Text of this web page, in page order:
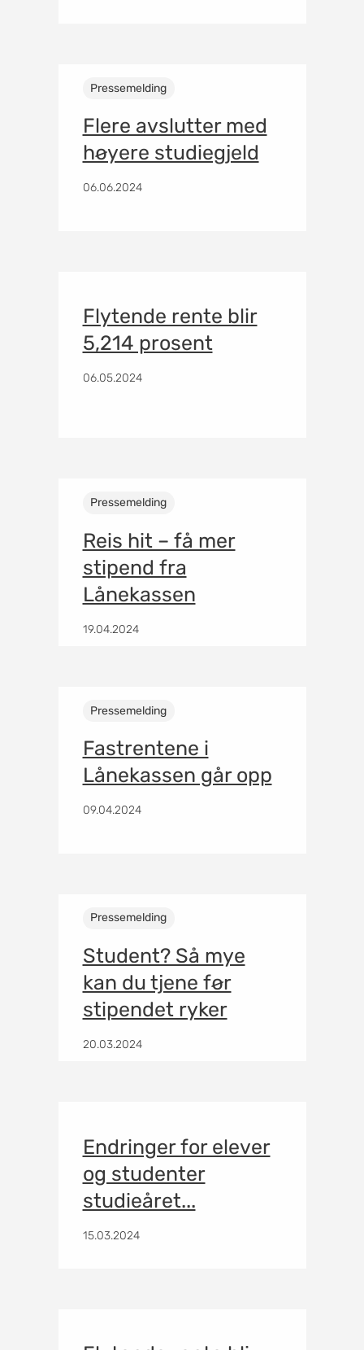
Pressemelding
Flere avslutter med
høyere studiegjeld
06.06.2024
Flytende rente blir
5,214 prosent
06.05.2024
Pressemelding
Reis hit – få mer
stipend fra
Lånekassen
19.04.2024
Pressemelding
Fastrentene i
Lånekassen går opp
09.04.2024
Pressemelding
Student? Så mye
kan du tjene før
stipendet ryker
20.03.2024
Endringer for elever
og studenter
studieåret...
15.03.2024